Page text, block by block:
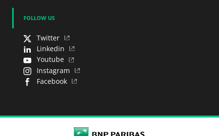
FOLLOW US
Twitter
Linkedin
Youtube
Instagram
Facebook
BNP Paribas